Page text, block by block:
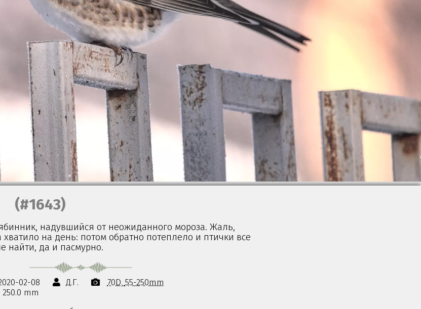
(#1643)
надувшийся от неожиданного мороза. Жаль,
хватило на день: потом обратно потеплело и птички все
найти, да и пасмурно.
02-08 Д.Г. 70D 55-250mm
mm